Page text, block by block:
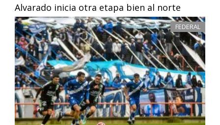
Alvarado inicia otra etapa bien al norte
FEDERAL